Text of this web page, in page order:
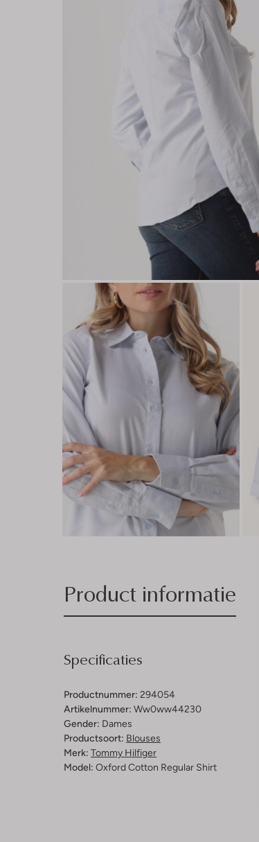
Product informatie
Specificaties
Productnummer: 294054
Artikelnummer: Ww0ww44230
Gender: Dames
Productsoort: Blouses
Merk: Tommy Hilfiger
Model: Oxford Cotton Regular Shirt